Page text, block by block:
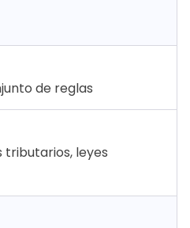
de reglas
tributarios, leyes